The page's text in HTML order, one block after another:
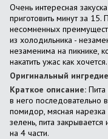
Очень интересная
приготовить минут за
несомненных
из холодильника -
незаменима на пикнике,
накатить ужас как хочется.
Оригинальный
Краткое описание: Пита
в него последовательно
помидор, мясная
зелень, пита
на 4 части.